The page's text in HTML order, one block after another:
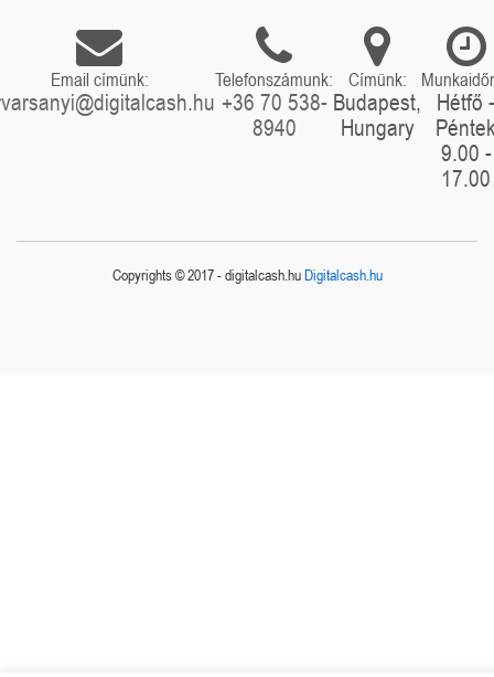
Email címünk: Telefonszámunk:
+36 70 538-
8940
Címünk:
Budapest,
Hungary
Hétfő -
9.00 -
17.00
Copyrights © 2017 - digitalcash.huDigitalcash.hu